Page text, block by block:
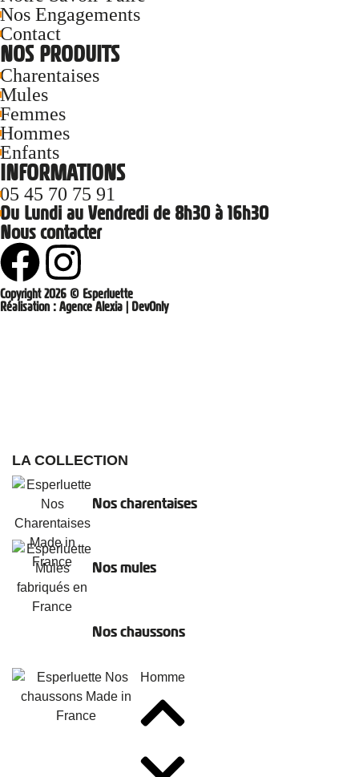
Nos Engagements
Contact
NOS PRODUITS
Charentaises
Mules
Femmes
Hommes
Enfants
INFORMATIONS
05 45 70 75 91
Du Lundi au Vendredi de 8h30 à 16h30
Nous contacter
Copyright 2026 © Esperluette
Réalisation : Agence Alexia DevOnly
LA COLLECTION
Nos charentaises
Nos mules
Nos chaussons
Homme